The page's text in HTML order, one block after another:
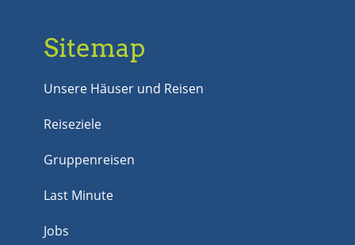
Sitemap
Unsere Häuser und Reisen
Reiseziele
Gruppenreisen
Last Minute
Jobs